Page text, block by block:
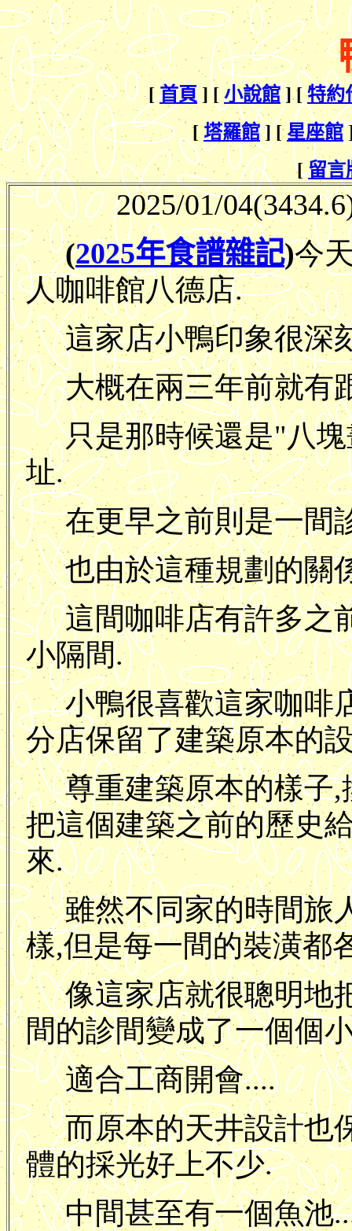
[首頁 ] [ 小說館] [特約
[塔羅館] [星座館
[留言
2025/01/04
(2025年食譜雜記)今
人咖啡館八德店.
這家店小鴨印象很深
大概在兩三年前就有
只是那時候還是"八
址.
在更早之前則是一間
也由於這種規劃的關
這間咖啡店有許多之
小隔間.
小鴨很喜歡這家咖啡
分店保留了建築原本的
尊重建築原本的樣子
把這個建築之前的歷史
來.
雖然不同家的時間旅
樣,但是每一間的裝潢都
像這家店就很聰明地
間的診間變成了一個個
適合工商開會....
而原本的天井設計也
體的採光好上不少.
中間甚至有一個魚池